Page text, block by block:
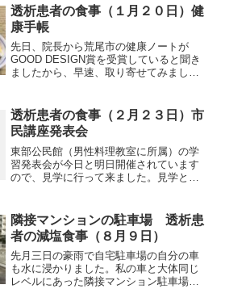
みです。目標は、最低でも３本はきちん
とした形で収穫できればと思...
透析患者の食事（１月２０日）健
康手帳
先日、院長から荒尾市の健康ノートが
GOOD DESIGN賞を受賞していると聞き
ましたから、早速、取り寄せてみまし
したが、このノートだと一冊で済みそう
ですね。自分なりに使...
透析患者の食事（２月２３日）市
民講座発表会
東部公民館（男性料理教室に所属）の学
習発表会が今日と明日開催されています
ので、見学に行って来ました。見学と言
では、２日間で44の講座が発表します。
歌あり、寸劇あり、楽器...
隣接マンションの駐車場 透析患
者の減塩食事（８月９日）
先月三日の豪雨で自宅駐車場の自分の車
も水に浸かりました。私の車と大体同じ
レベルにあった隣接マンション駐車場の